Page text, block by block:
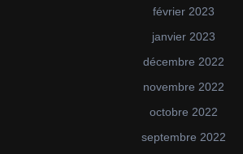
février 2023
janvier 2023
décembre 2022
novembre 2022
octobre 2022
septembre 2022